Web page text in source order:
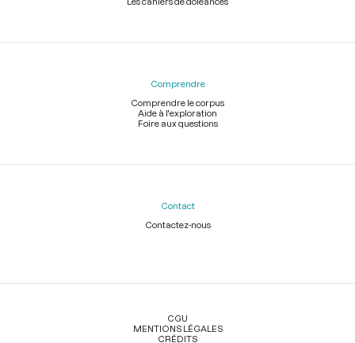
Comprendre
Comprendre le corpus
Aide à l'exploration
Foire aux questions
Contact
Contactez-nous
Légal
CGU
MENTIONS LÉGALES
CRÉDITS